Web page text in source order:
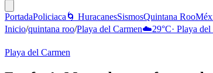
PortadaPoliciaca 🌀 HuracanesSismosQuintana Roo
Inicio/quintana roo/Playa del Carmen☁️29°C· Playa del
Playa del Carmen